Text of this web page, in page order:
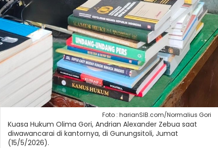
Foto : harianSIB.com/Normalius Gori
Kuasa Hukum Olima Gori, Andrian Alexander Zebua saat
diwawancarai di kantornya, di Gunungsitoli, Jumat
(15/5/2026).